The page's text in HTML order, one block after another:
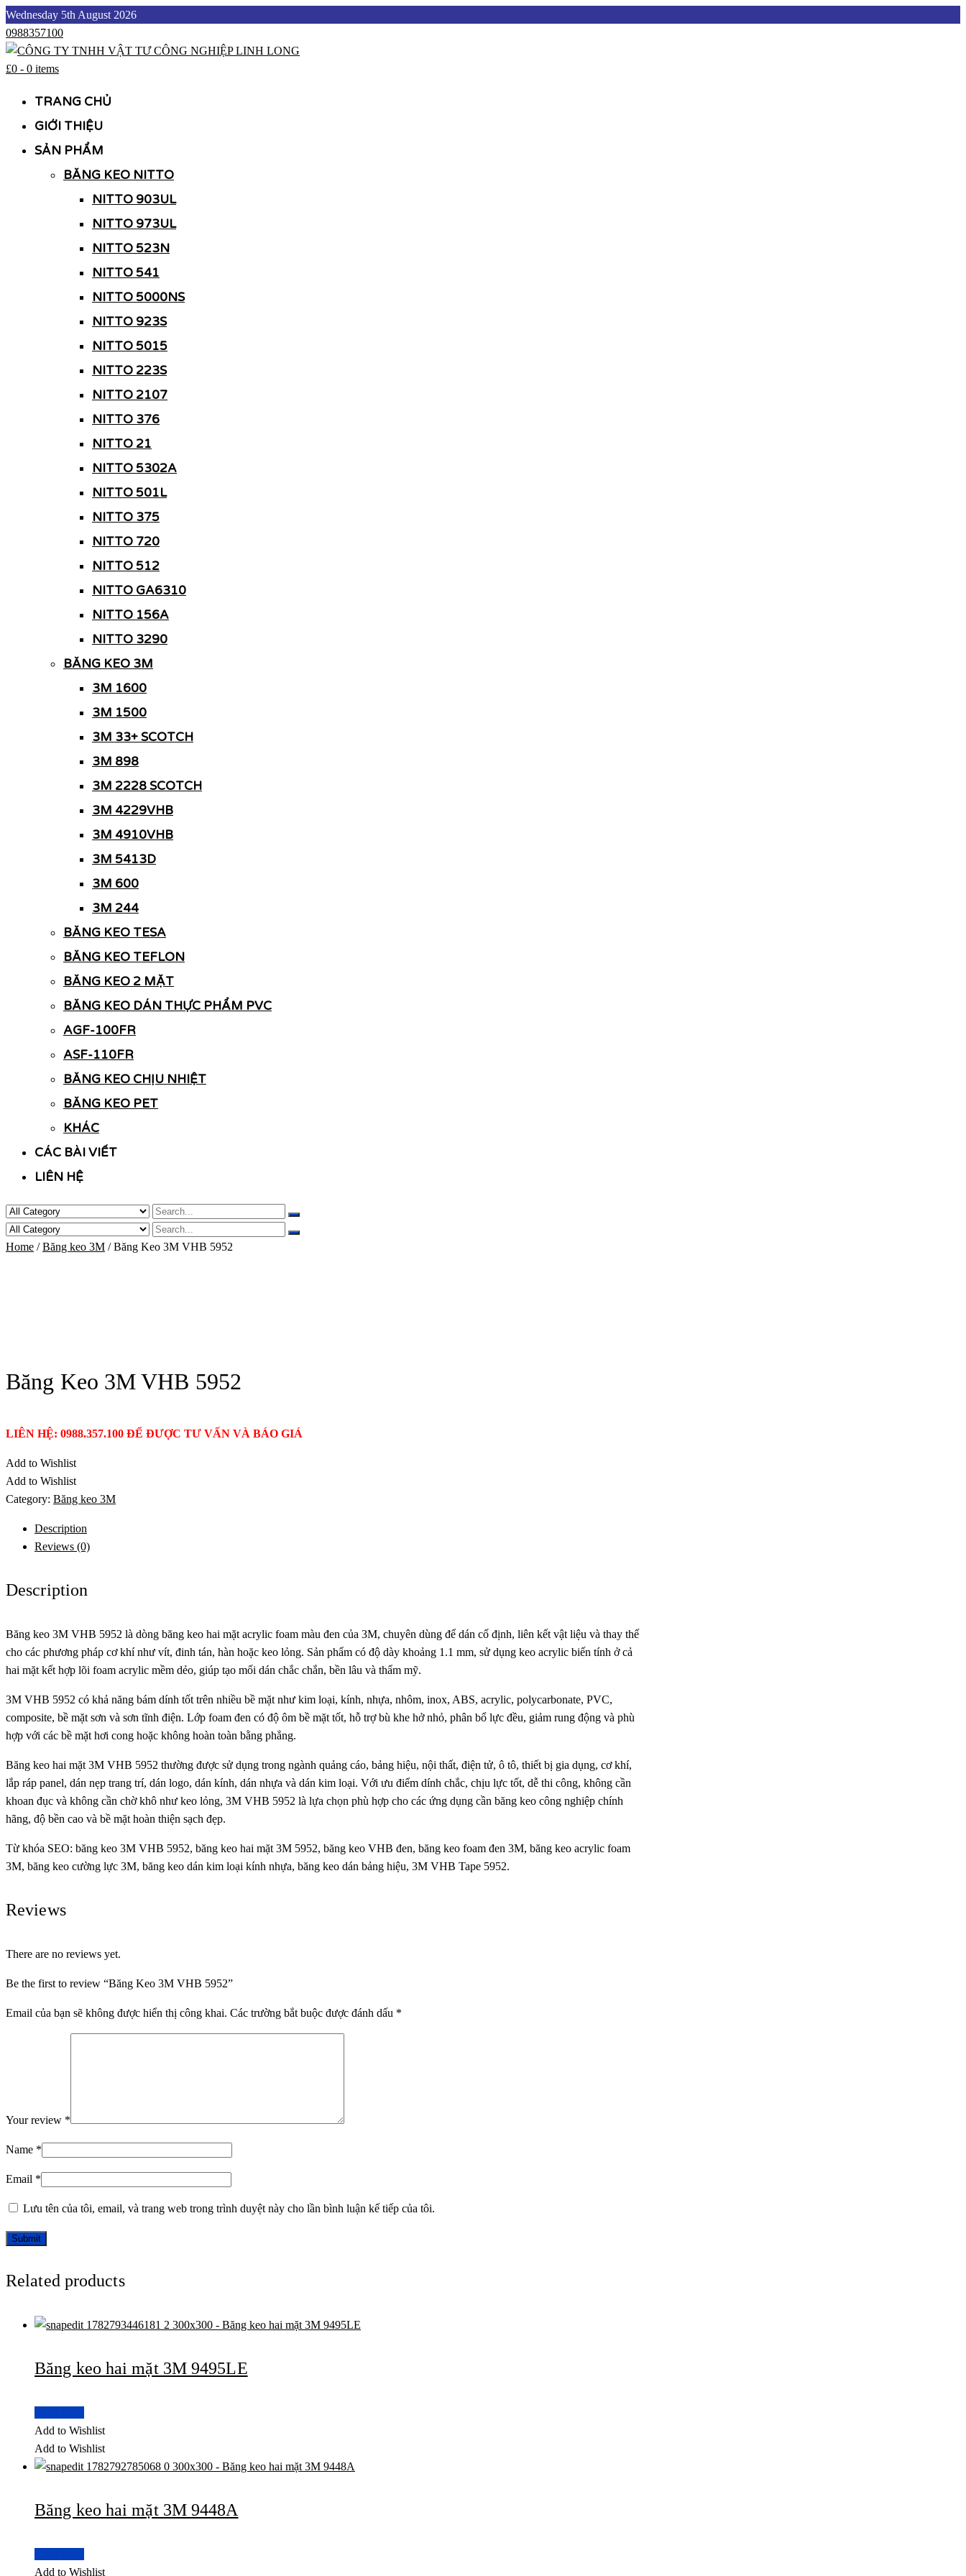
Skip
to
content
Wednesday 5th August 2026
0988357100
£0 - 0 items
TRANG CHỦ
GIỚI THIỆU
SẢN PHẨM
BĂNG KEO NITTO
NITTO 903UL
NITTO 973UL
NITTO 523N
NITTO 541
NITTO 5000NS
NITTO 923S
NITTO 5015
NITTO 223S
NITTO 2107
NITTO 376
NITTO 21
NITTO 5302A
NITTO 501L
NITTO 375
NITTO 720
NITTO 512
NITTO GA6310
NITTO 156A
NITTO 3290
BĂNG KEO 3M
3M 1600
3M 1500
3M 33+ SCOTCH
3M 898
3M 2228 SCOTCH
3M 4229VHB
3M 4910VHB
3M 5413D
3M 600
3M 244
BĂNG KEO TESA
BĂNG KEO TEFLON
BĂNG KEO 2 MẶT
BĂNG KEO DÁN THỰC PHẨM PVC
AGF-100FR
ASF-110FR
BĂNG KEO CHỊU NHIỆT
BĂNG KEO PET
KHÁC
CÁC BÀI VIẾT
LIÊN HỆ
Home /Băng keo 3M / Băng Keo 3M VHB 5952
Băng Keo 3M VHB 5952
LIÊN HỆ: 0988.357.100 ĐỂ ĐƯỢC TƯ VẤN VÀ BÁO GIÁ
Add to Wishlist
Add to Wishlist
Category: Băng keo 3M
Description
Reviews (0)
Description
Băng keo 3M VHB 5952 là dòng băng keo hai mặt acrylic foam màu đen của 3M, chuyên dùng để dán cố định, liên kết vật liệu và thay thế
cho các phương pháp cơ khí như vít, đinh tán, hàn hoặc keo lỏng. Sản phẩm có độ dày khoảng 1.1 mm, sử dụng keo acrylic biến tính ở cả
hai mặt kết hợp lõi foam acrylic mềm dẻo, giúp tạo mối dán chắc chắn, bền lâu và thẩm mỹ.
3M VHB 5952 có khả năng bám dính tốt trên nhiều bề mặt như kim loại, kính, nhựa, nhôm, inox, ABS, acrylic, polycarbonate, PVC,
composite, bề mặt sơn và sơn tĩnh điện. Lớp foam đen có độ ôm bề mặt tốt, hỗ trợ bù khe hở nhỏ, phân bổ lực đều, giảm rung động và phù
hợp với các bề mặt hơi cong hoặc không hoàn toàn bằng phẳng.
Băng keo hai mặt 3M VHB 5952 thường được sử dụng trong ngành quảng cáo, bảng hiệu, nội thất, điện tử, ô tô, thiết bị gia dụng, cơ khí,
lắp ráp panel, dán nẹp trang trí, dán logo, dán kính, dán nhựa và dán kim loại. Với ưu điểm dính chắc, chịu lực tốt, dễ thi công, không cần
khoan đục và không cần chờ khô như keo lỏng, 3M VHB 5952 là lựa chọn phù hợp cho các ứng dụng cần băng keo công nghiệp chính
hãng, độ bền cao và bề mặt hoàn thiện sạch đẹp.
Từ khóa SEO: băng keo 3M VHB 5952, băng keo hai mặt 3M 5952, băng keo VHB đen, băng keo foam đen 3M, băng keo acrylic foam
3M, băng keo cường lực 3M, băng keo dán kim loại kính nhựa, băng keo dán bảng hiệu, 3M VHB Tape 5952.
Reviews
There are no reviews yet.
Be the first to review “Băng Keo 3M VHB 5952”
Email của bạn sẽ không được hiển thị công khai. Các trường bắt buộc được đánh dấu *
Your review *
Name *
Email *
Lưu tên của tôi, email, và trang web trong trình duyệt này cho lần bình luận kế tiếp của tôi.
Related products
Băng keo hai mặt 3M 9495LE
Add to Wishlist
Add to Wishlist
Băng keo hai mặt 3M 9448A
Add to Wishlist